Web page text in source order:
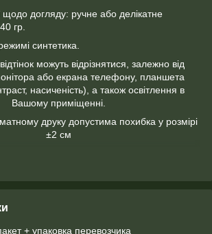
щодо догляду: ручне або делікатне
гр.
синтетика.
можуть відрізнятися, залежно від
або екрана телефону, планшета
насиченість), а також освітлення в
Вашому приміщенні.
друку допустима похибка у розмірі
±2 см
+ упаковка перевозчика